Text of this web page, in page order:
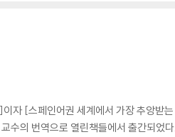
자 [스페인어권 세계에서 가장 추앙받
교수의 번역으로 열린책들에서 출간되